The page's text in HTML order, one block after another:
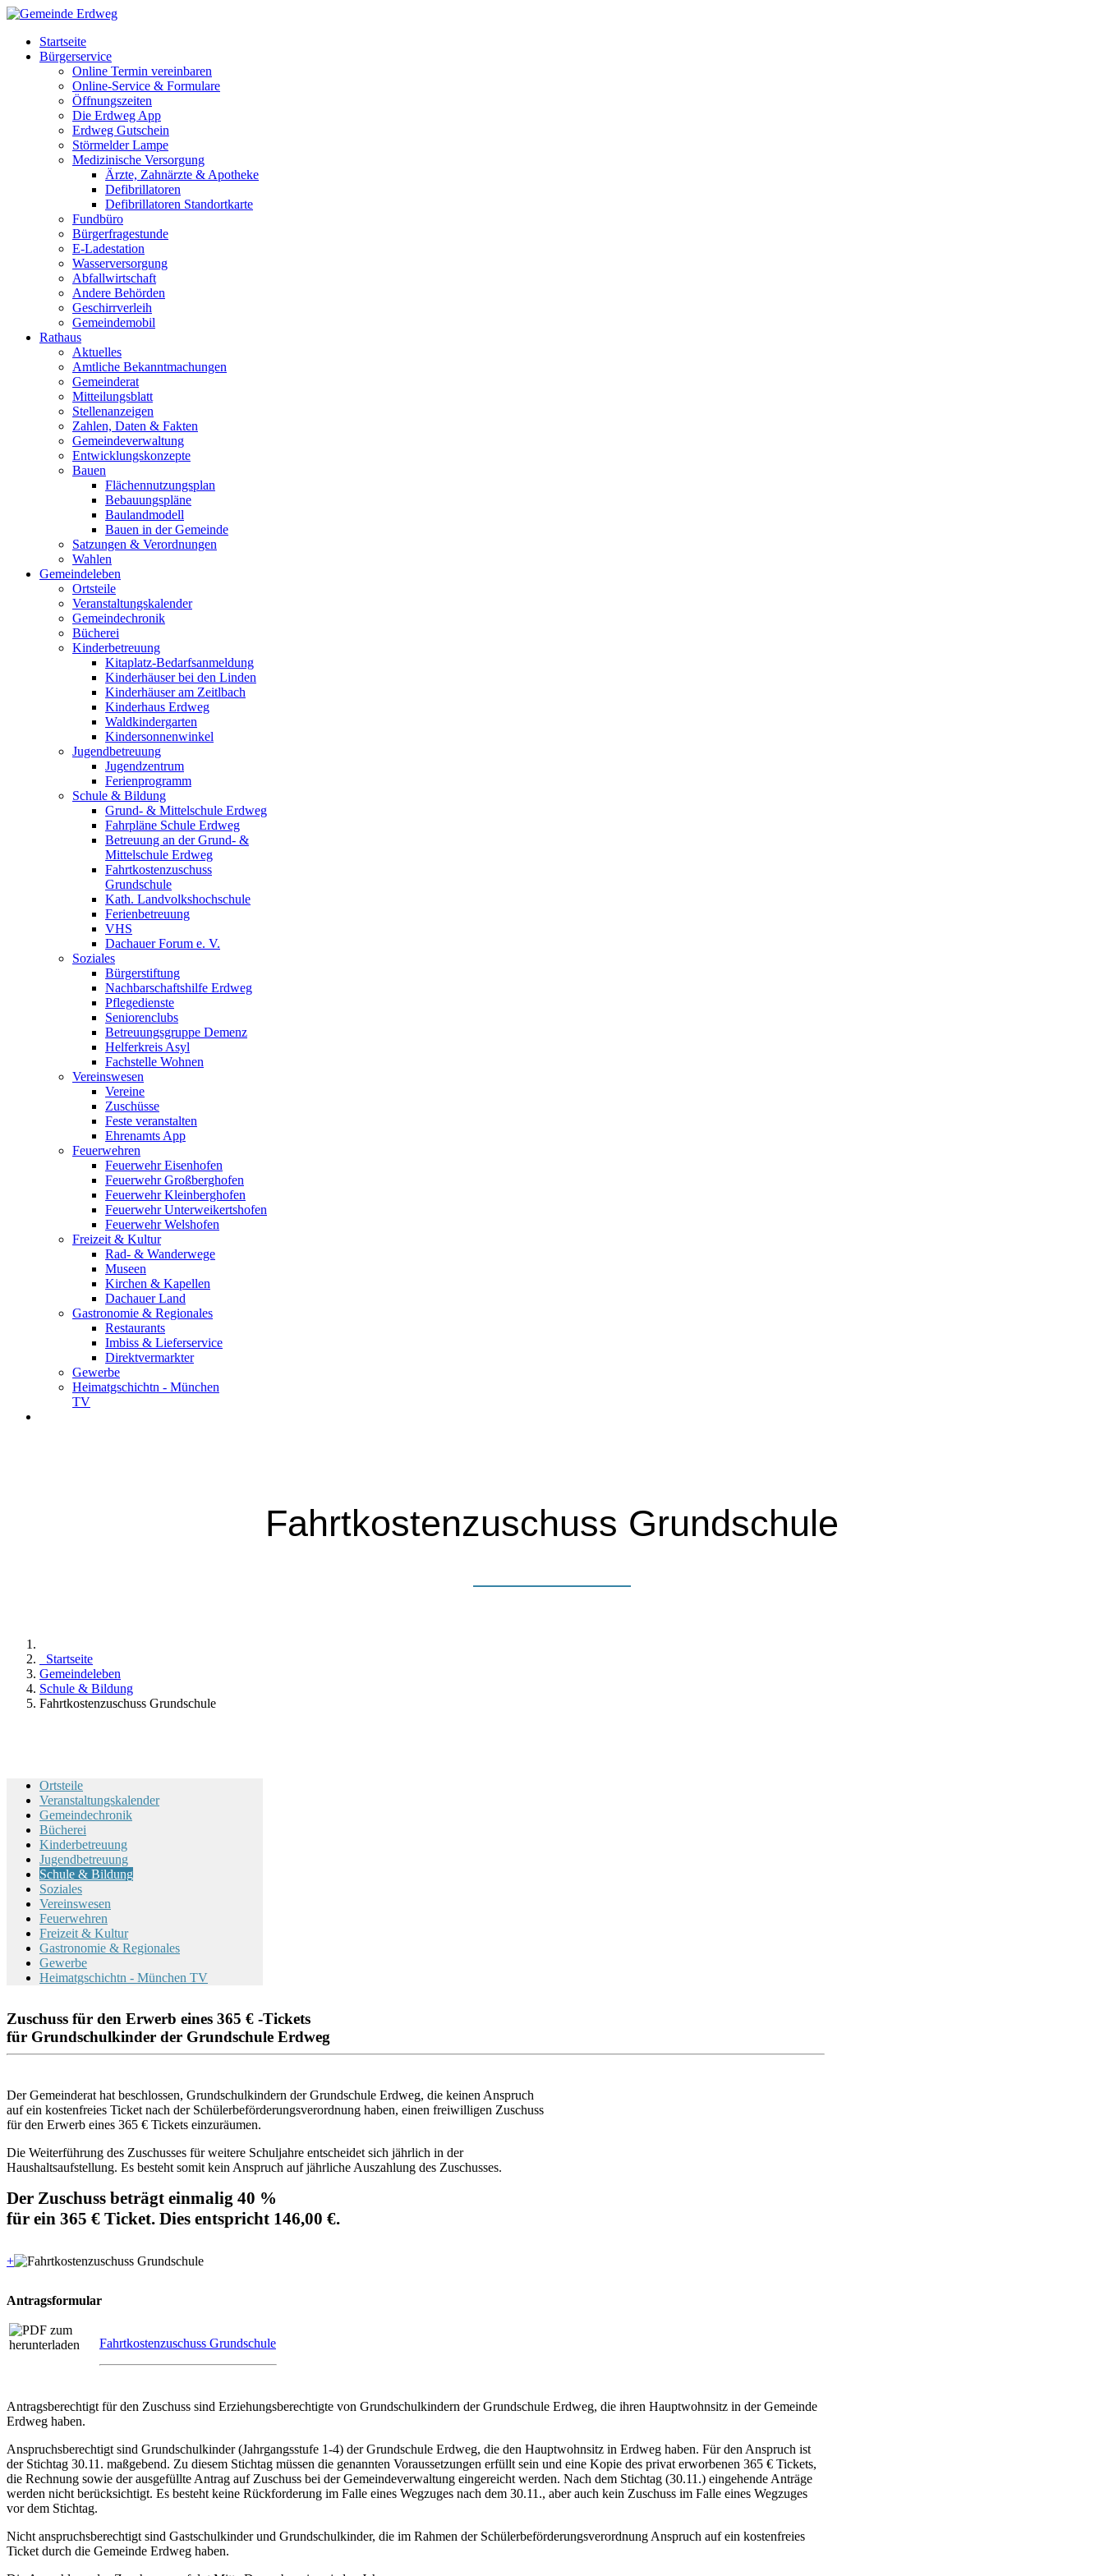
Startseite
Bürgerservice
Online Termin vereinbaren
Online-Service & Formulare
Öffnungszeiten
Die Erdweg App
Erdweg Gutschein
Störmelder Lampe
Medizinische Versorgung
Ärzte, Zahnärzte & Apotheke
Defibrillatoren
Defibrillatoren Standortkarte
Fundbüro
Bürgerfragestunde
E-Ladestation
Wasserversorgung
Abfallwirtschaft
Andere Behörden
Geschirrverleih
Gemeindemobil
Rathaus
Aktuelles
Amtliche Bekanntmachungen
Gemeinderat
Mitteilungsblatt
Stellenanzeigen
Zahlen, Daten & Fakten
Gemeindeverwaltung
Entwicklungskonzepte
Bauen
Flächennutzungsplan
Bebauungspläne
Baulandmodell
Bauen in der Gemeinde
Satzungen & Verordnungen
Wahlen
Gemeindeleben
Ortsteile
Veranstaltungskalender
Gemeindechronik
Bücherei
Kinderbetreuung
Kitaplatz-Bedarfsanmeldung
Kinderhäuser bei den Linden
Kinderhäuser am Zeitlbach
Kinderhaus Erdweg
Waldkindergarten
Kindersonnenwinkel
Jugendbetreuung
Jugendzentrum
Ferienprogramm
Schule & Bildung
Grund- & Mittelschule Erdweg
Fahrpläne Schule Erdweg
Betreuung an der Grund- &
Mittelschule Erdweg
Fahrtkostenzuschuss
Grundschule
Kath. Landvolkshochschule
Ferienbetreuung
VHS
Dachauer Forum e. V.
Soziales
Bürgerstiftung
Nachbarschaftshilfe Erdweg
Pflegedienste
Seniorenclubs
Betreuungsgruppe Demenz
Helferkreis Asyl
Fachstelle Wohnen
Vereinswesen
Vereine
Zuschüsse
Feste veranstalten
Ehrenamts App
Feuerwehren
Feuerwehr Eisenhofen
Feuerwehr Großberghofen
Feuerwehr Kleinberghofen
Feuerwehr Unterweikertshofen
Feuerwehr Welshofen
Freizeit & Kultur
Rad- & Wanderwege
Museen
Kirchen & Kapellen
Dachauer Land
Gastronomie & Regionales
Restaurants
Imbiss & Lieferservice
Direktvermarkter
Gewerbe
Heimatgschichtn - München
TV
Fahrtkostenzuschuss Grundschule
Startseite
Gemeindeleben
Schule & Bildung
Fahrtkostenzuschuss Grundschule
Ortsteile
Veranstaltungskalender
Gemeindechronik
Bücherei
Kinderbetreuung
Jugendbetreuung
Schule & Bildung
Soziales
Vereinswesen
Feuerwehren
Freizeit & Kultur
Gastronomie & Regionales
Gewerbe
Heimatgschichtn - München TV
Zuschuss für den Erwerb eines 365 € -Tickets
für Grundschulkinder der Grundschule Erdweg
Der Gemeinderat hat beschlossen, Grundschulkindern der Grundschule Erdweg, die keinen Anspruch
auf ein kostenfreies Ticket nach der Schülerbeförderungsverordnung haben, einen freiwilligen Zuschuss
für den Erwerb eines 365 € Tickets einzuräumen.
Die Weiterführung des Zuschusses für weitere Schuljahre entscheidet sich jährlich in der
Haushaltsaufstellung. Es besteht somit kein Anspruch auf jährliche Auszahlung des Zuschusses.
Der Zuschuss beträgt einmalig 40 %
für ein 365 € Ticket. Dies entspricht 146,00 €.
+
Antragsformular
Fahrtkostenzuschuss Grundschule
Antragsberechtigt für den Zuschuss sind Erziehungsberechtigte von Grundschulkindern der Grundschule Erdweg, die ihren Hauptwohnsitz in der Gemeinde
Erdweg haben.
Anspruchsberechtigt sind Grundschulkinder (Jahrgangsstufe 1-4) der Grundschule Erdweg, die den Hauptwohnsitz in Erdweg haben. Für den Anspruch ist
der Stichtag 30.11. maßgebend. Zu diesem Stichtag müssen die genannten Voraussetzungen erfüllt sein und eine Kopie des privat erworbenen 365 € Tickets,
die Rechnung sowie der ausgefüllte Antrag auf Zuschuss bei der Gemeindeverwaltung eingereicht werden. Nach dem Stichtag (30.11.) eingehende Anträge
werden nicht berücksichtigt. Es besteht keine Rückforderung im Falle eines Wegzuges nach dem 30.11., aber auch kein Zuschuss im Falle eines Wegzuges
vor dem Stichtag.
Nicht anspruchsberechtigt sind Gastschulkinder und Grundschulkinder, die im Rahmen der Schülerbeförderungsverordnung Anspruch auf ein kostenfreies
Ticket durch die Gemeinde Erdweg haben.